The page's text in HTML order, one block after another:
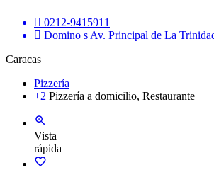
0212-9415911
Domino s Av. Principal de La
Caracas
Pizzería
+2 Pizzería a domicilio, Restaurante
Vista
rápida